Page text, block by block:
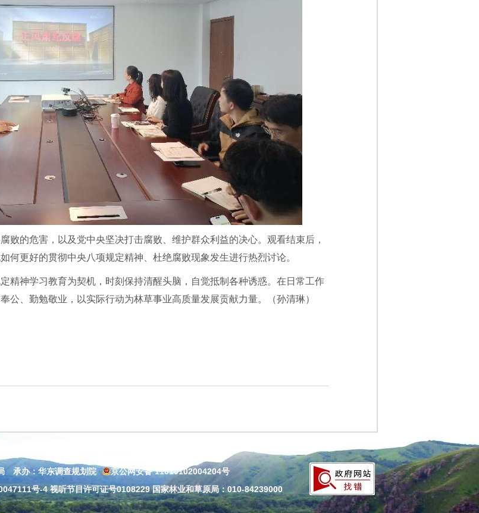
败的危害，以及党中央坚决打击腐败、维护群众利益的决心。观看结束后，
何更好的贯彻中央八项规定精神、杜绝腐败现象发生进行热烈讨论。
精神学习教育为契机，时刻保持清醒头脑，自觉抵制各种诱惑。在日常工作
公、勤勉敬业，以实际行动为林草事业高质量发展贡献力量。（孙清琳）
承办：华东调查规划院
京公网安备 11010102004204号
号-4视听节目许可证号0108229 国家林业和草原局：010-84239000